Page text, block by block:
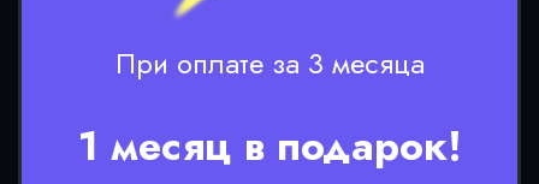
При оплате за 3 месяца
1 месяц в подарок!